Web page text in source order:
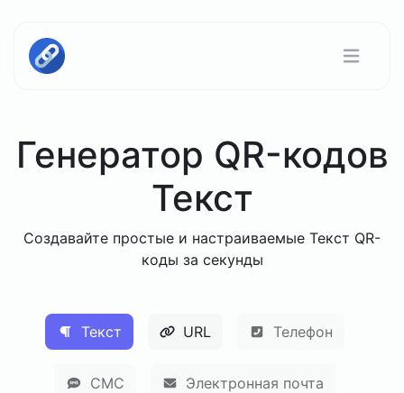
Генератор QR-кодов
Текст
Создавайте простые и настраиваемые Текст QR-
коды за секунды
Текст URL Телефон
СМС Электронная почта